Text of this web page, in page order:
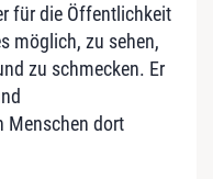
für die Öffentlichkeit
möglich, zu sehen,
zu schmecken. Er
Menschen dort